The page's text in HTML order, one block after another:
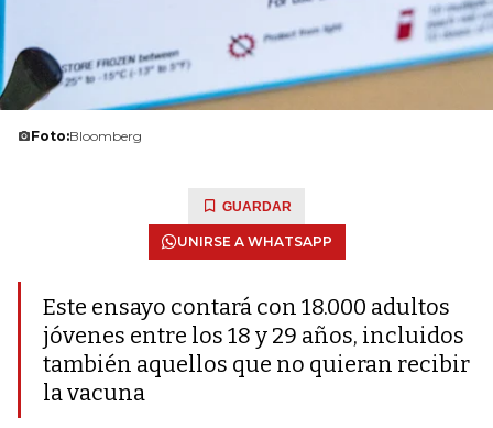
Foto:Bloomberg
GUARDAR
UNIRSE A WHATSAPP
Este ensayo contará con 18.000 adultos
jóvenes entre los 18 y 29 años, incluidos
también aquellos que no quieran recibir
la vacuna